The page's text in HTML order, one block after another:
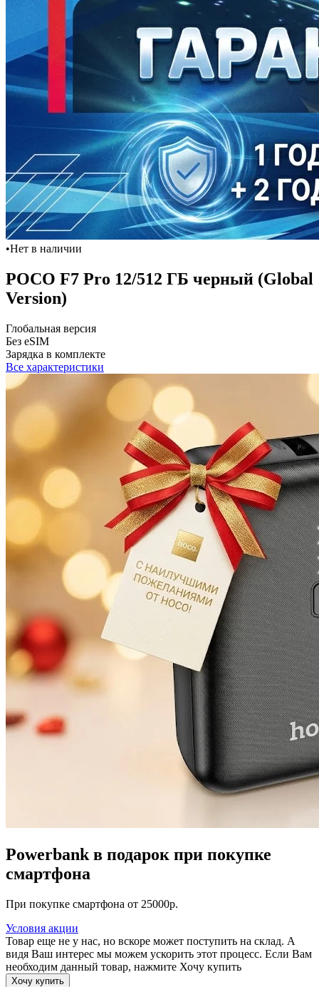
•Нет в наличии
POCO F7 Pro 12/512 ГБ черный (Global
Version)
Глобальная версия
Без eSIM
Зарядка в комплекте
Все характеристики
Powerbank в подарок при покупке
смартфона
При покупке смартфона от 25000р.
Условия акции
Товар еще не у нас, но вскоре может поступить на склад. А
видя Ваш интерес мы можем ускорить этот процесс. Если Вам
необходим данный товар, нажмите Хочу купить
Хочу купить